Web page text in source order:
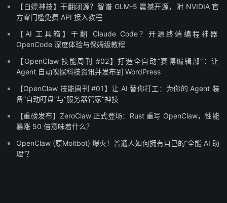
【白嫖神技】干翻闭源？智谱 GLM-5 震撼开源，附 NVIDIA 官
方零门槛免费 API 接入教程
【AI 工具箱】干翻 Claude Code？开源终端编程神器
OpenCode 深度体验与保姆级教程
【OpenClaw 技能周刊 #02】打造全自动“赛博编辑部”：让
Agent 自动嗅探科技资讯并发布到 WordPress
【OpenClaw 技能周刊 #01】让 AI 替你打工：为你的 Agent 装
备“自动盯盘”与“服务器管家”神技
【重磅发布】ZeroClaw 正式登场：Rust 重写 OpenClaw，性能
暴涨 50 倍意味着什么？
OpenClaw (原Moltbot) 爆火！普通人如何拥有自己的“全能 AI 助
理”？